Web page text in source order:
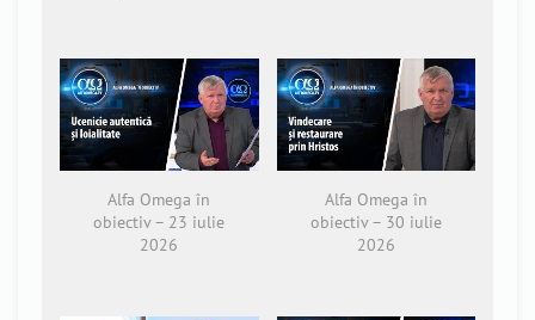
Alfa Omega în
obiectiv – 23 iulie
2026
Alfa Omega în
obiectiv – 30 iulie
2026